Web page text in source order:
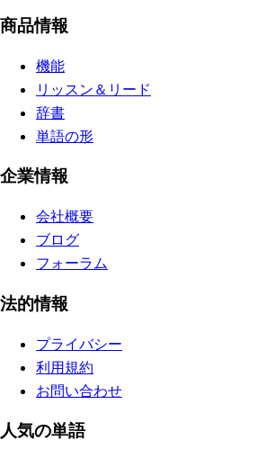
商品情報
機能
リッスン＆リード
辞書
単語の形
企業情報
会社概要
ブログ
フォーラム
法的情報
プライバシー
利用規約
お問い合わせ
人気の単語